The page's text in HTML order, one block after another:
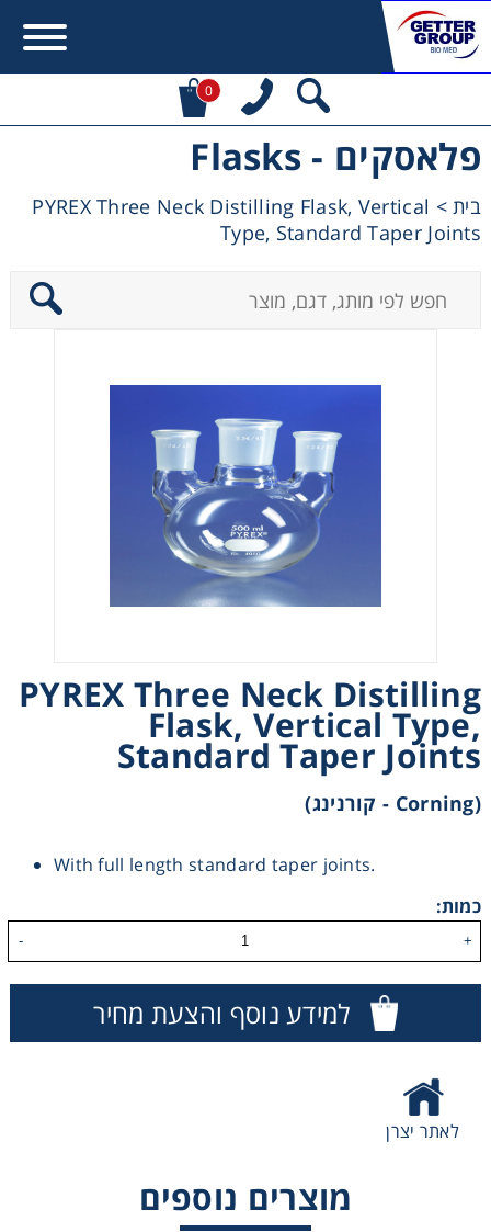
0
פלאסקים - Flasks
בית>
PYREX Three Neck Distilling Flask, Vertical
Type, Standard Taper Joints
PYREX Three Neck Distilling
Flask, Vertical Type,
Standard Taper Joints
(Corning - קורנינג)
With full length standard taper joints.
כמות:
+
-
למידע נוסף והצעת מחיר
לאתר יצרן
מוצרים נוספים
Contact form not found.
מעונין לקבל הצעת מחיר או מידע עבור:
Instrumentation
Pumps
Sample Preparation
Storage
Thermometry
Washing
Chromatography
Lab Essentials